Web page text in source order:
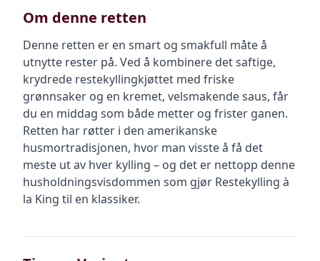
Om denne retten
Denne retten er en smart og smakfull måte å
utnytte rester på. Ved å kombinere det saftige,
krydrede restekyllingkjøttet med friske
grønnsaker og en kremet, velsmakende saus, får
du en middag som både metter og frister ganen.
Retten har røtter i den amerikanske
husmortradisjonen, hvor man visste å få det
meste ut av hver kylling – og det er nettopp denne
husholdningsvisdommen som gjør Restekylling à
la King til en klassiker.